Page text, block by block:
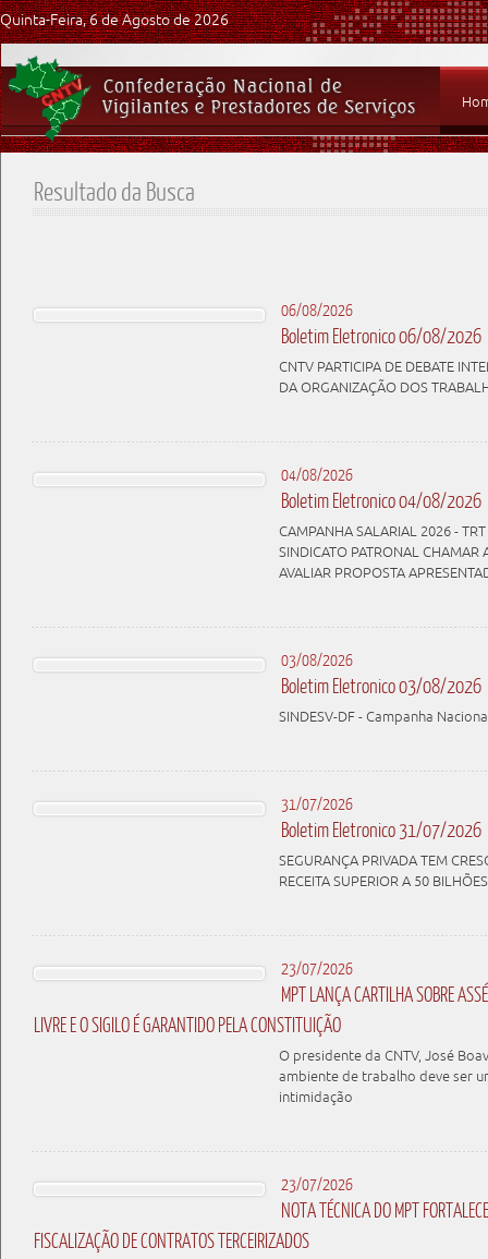
Quinta-Feira, 6 de Agosto de 2026
Resultado da Busca
06/08/2026
Boletim Eletronico 06/08/2026
CNTV PARTICIPA DE DEBATE
DA ORGANIZAÇÃO DOS
04/08/2026
Boletim Eletronico 04/08/2026
CAMPANHA SALARIAL 2026 -
SINDICATO PATRONAL CHAMAR
AVALIAR PROPOSTA
03/08/2026
Boletim Eletronico 03/08/2026
SINDESV-DF - Campanha
31/07/2026
Boletim Eletronico 31/07/2026
SEGURANÇA PRIVADA TEM
RECEITA SUPERIOR A 50
23/07/2026
MPT LANÇA CARTILHA SOBRE
LIVRE E O SIGILO É GARANTIDO PELA CONSTITUIÇÃO
O presidente da CNTV, José
ambiente de trabalho deve ser
intimidação
23/07/2026
NOTA TÉCNICA DO MPT
FISCALIZAÇÃO DE CONTRATOS TERCEIRIZADOS